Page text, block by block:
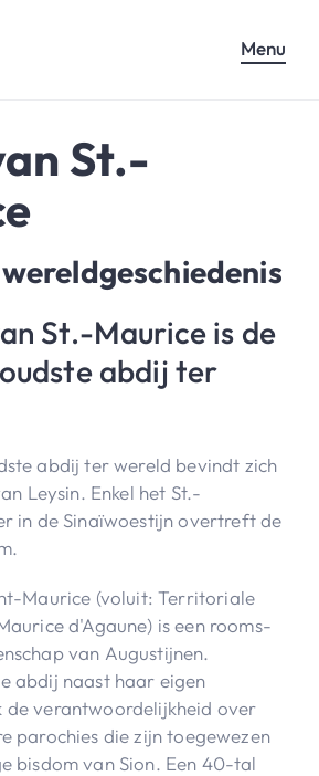
Menu
St.-
St.-Maurice is de
abdij ter
abdij ter wereld bevindt zich
Leysin. Enkel het St.-
in de Sinaïwoestijn overtreft de
Maurice (voluit: Territoriale
d'Agaune) is een rooms-
van Augustijnen.
abdij naast haar eigen
de verantwoordelijkheid over
parochies die zijn toegewezen
bisdom van Sion. Een 40-tal